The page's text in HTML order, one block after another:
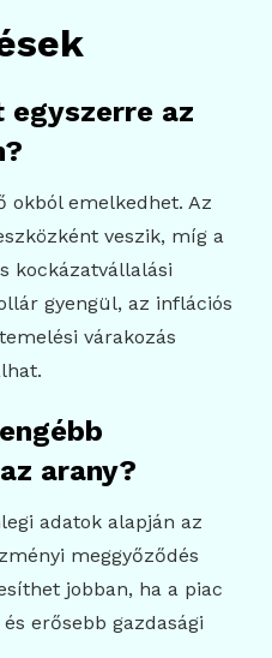
az
okból emelkedhet. Az
veszik, míg a
kockázatvállalási
gyengül, az inflációs
várakozás
arany?
adatok alapján az
meggyőződés
jobban, ha a piac
erősebb gazdasági